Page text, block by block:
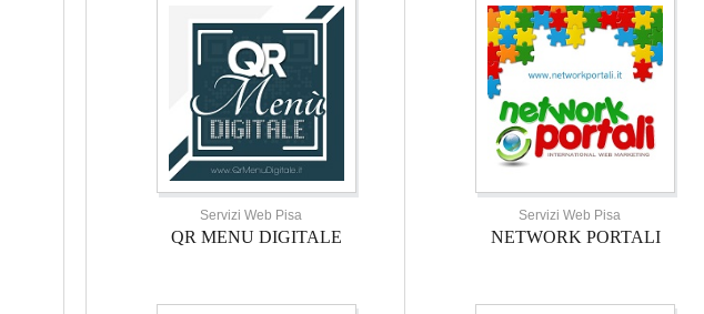
Servizi Web Pisa
QR MENU DIGITALE
Servizi Web Pisa
NETWORK PORTALI
BED AND BREAKFAST